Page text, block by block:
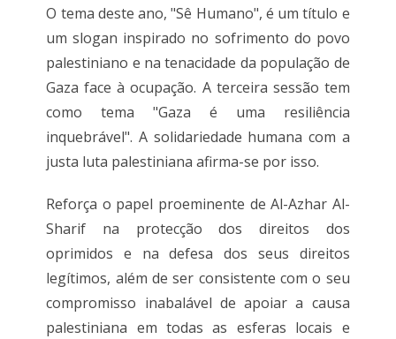
O tema deste ano, "Sê Humano", é um título e
um slogan inspirado no sofrimento do povo
palestiniano e na tenacidade da população de
Gaza face à ocupação. A terceira sessão tem
como tema "Gaza é uma resiliência
inquebrável". A solidariedade humana com a
justa luta palestiniana afirma-se por isso.
Reforça o papel proeminente de Al-Azhar Al-
Sharif na protecção dos direitos dos
oprimidos e na defesa dos seus direitos
legítimos, além de ser consistente com o seu
compromisso inabalável de apoiar a causa
palestiniana em todas as esferas locais e